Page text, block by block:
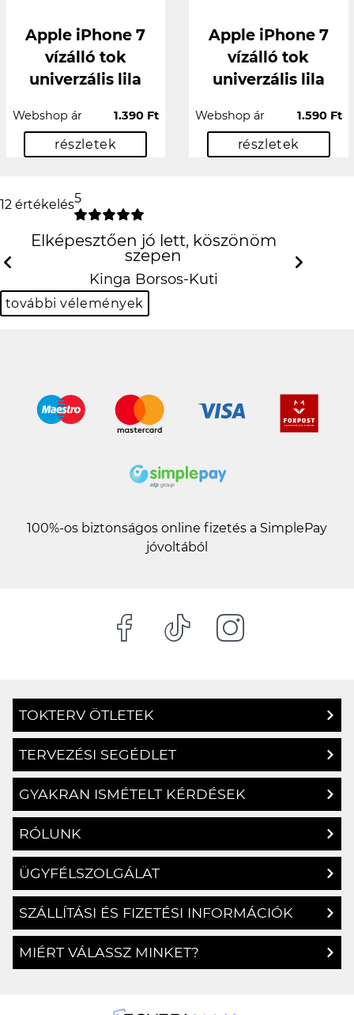
Apple iPhone 7
vízálló tok
univerzális lila
Webshop ár 1.390 Ft
részletek
Apple iPhone 7
vízálló tok
univerzális lila
Webshop ár 1.590 Ft
részletek
12 értékelés5
Elképesztően jó lett, köszönöm
szepen
Kinga Borsos-Kuti
Previous Next
további vélemények
100%-os biztonságos online fizetés a SimplePay
jóvoltából
TOKTERV ÖTLETEK
TERVEZÉSI SEGÉDLET
GYAKRAN ISMÉTELT KÉRDÉSEK
RÓLUNK
ÜGYFÉLSZOLGÁLAT
SZÁLLÍTÁSI ÉS FIZETÉSI INFORMÁCIÓK
MIÉRT VÁLASSZ MINKET?